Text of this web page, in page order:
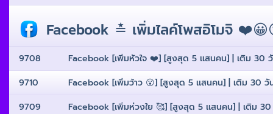
Facebook ≛ เพิ่มไลค์โพสอิโมจิ
9708
Facebook [เพิ่มหัวใจ ❤️] [สูงสุด 5 เเสนคน] | เติม 30
9710
Facebook [เพิ่มว้าว 😮] [สูงสุด 5 เเสนคน] | เติม 30
9709
Facebook [เพิ่มห่วงใย 🥰] [สูงสุด 5 เเสนคน] | เติม